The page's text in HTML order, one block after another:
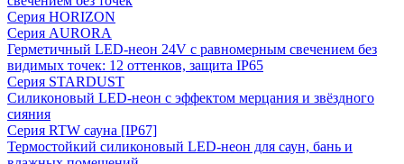
Серия HORIZON
Серия AURORA
Герметичный LED-неон 24V с равномерным свечением без
видимых точек: 12 оттенков, защита IP65
Серия STARDUST
Силиконовый LED-неон с эффектом мерцания и звёздного
сияния
Серия RTW сауна [IP67]
Термостойкий силиконовый LED-неон для саун, бань и